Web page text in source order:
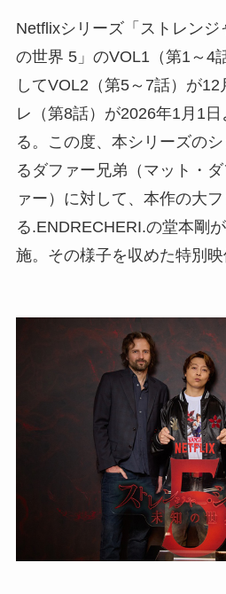
Netflixシリーズ「ストレンジ
の世界 5」のVOL1（第1～4
してVOL2（第5～7話）が
レ（第8話）が2026年1月1
る。この度、本シリーズの
るダファー兄弟（マット・
ァー）に対して、本作の大
る.ENDRECHERI.の堂本剛
施。その様子を収めた特別映